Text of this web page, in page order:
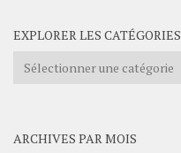
EXPLORER LES CATÉGORIES
Explorer
ARCHIVES PAR MOIS